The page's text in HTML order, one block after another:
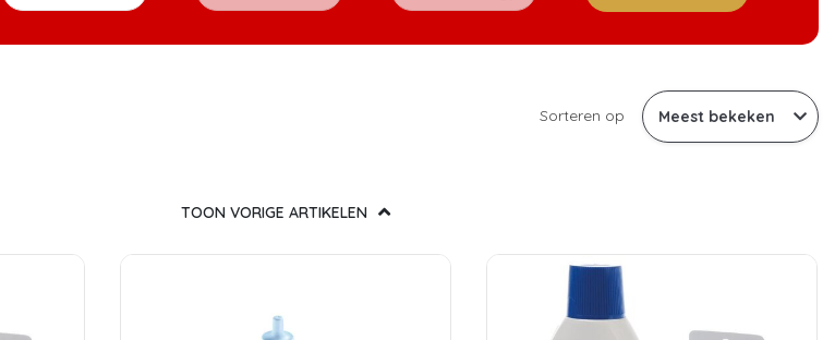
Sorteren op
TOON VORIGE ARTIKELEN